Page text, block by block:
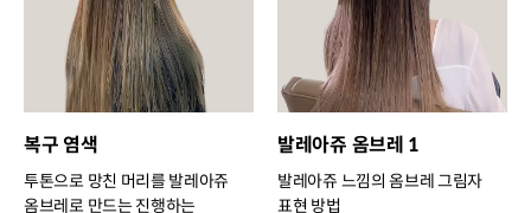
복구 염색
투톤으로 망친 머리를 발레아쥬
옴브레로 만드는 진행하는
발레아쥬 옴브레 1
발레아쥬 느낌의 옴브레 그림자
표현 방법